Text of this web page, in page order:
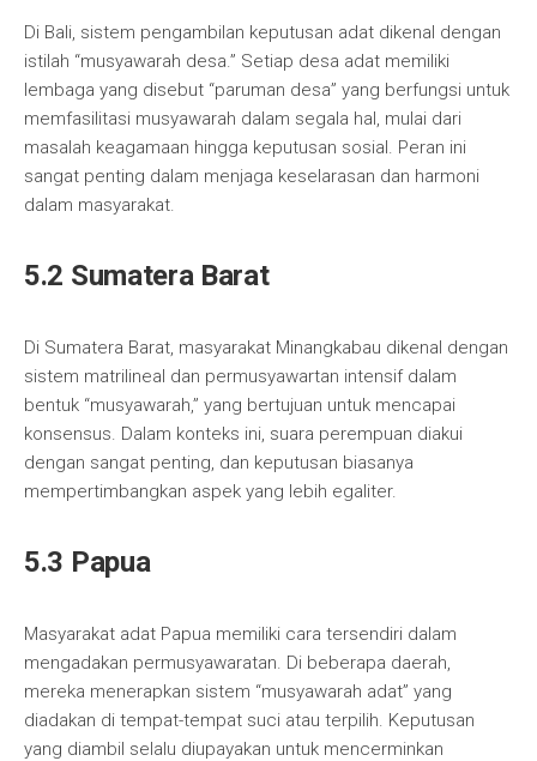
Di Bali, sistem pengambilan keputusan adat dikenal dengan
istilah “musyawarah desa.” Setiap desa adat memiliki
lembaga yang disebut “paruman desa” yang berfungsi untuk
memfasilitasi musyawarah dalam segala hal, mulai dari
masalah keagamaan hingga keputusan sosial. Peran ini
sangat penting dalam menjaga keselarasan dan harmoni
dalam masyarakat.
5.2 Sumatera Barat
Di Sumatera Barat, masyarakat Minangkabau dikenal dengan
sistem matrilineal dan permusyawartan intensif dalam
bentuk “musyawarah,” yang bertujuan untuk mencapai
konsensus. Dalam konteks ini, suara perempuan diakui
dengan sangat penting, dan keputusan biasanya
mempertimbangkan aspek yang lebih egaliter.
5.3 Papua
Masyarakat adat Papua memiliki cara tersendiri dalam
mengadakan permusyawaratan. Di beberapa daerah,
mereka menerapkan sistem “musyawarah adat” yang
diadakan di tempat-tempat suci atau terpilih. Keputusan
yang diambil selalu diupayakan untuk mencerminkan